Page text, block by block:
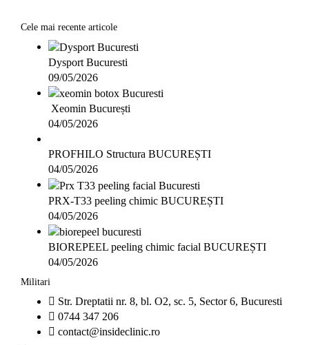
Cele mai recente articole
Dysport Bucuresti
09/05/2026
Xeomin București
04/05/2026
PROFHILO Structura BUCUREȘTI
04/05/2026
PRX-T33 peeling chimic BUCUREȘTI
04/05/2026
BIOREPEEL peeling chimic facial BUCUREȘTI
04/05/2026
Militari
Str. Dreptatii nr. 8, bl. O2, sc. 5, Sector 6, Bucuresti
0744 347 206
contact@insideclinic.ro